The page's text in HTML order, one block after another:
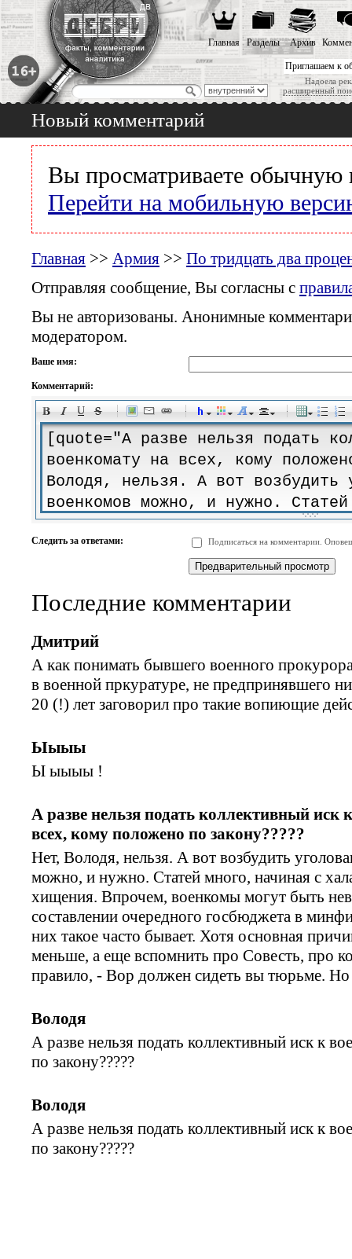
Приглашаем к
Надоела
расширенный
Главная Разделы Архив
Новый комментарий
Вы просматриваете обычную
Перейти на мобильную
Главная >> Армия >> По тридцать два
Отправляя сообщение, Вы согласны с
Вы не авторизованы. Анонимные
модератором.
Ваше имя:
Комментарий:
-
-
-
-
-
-
-
-
-
-
-
-
-
-
-
-
-
-
-
-
-
-
-
-
Следить за ответами: Подписаться на комментарии.
Последние комментарии
Дмитрий
А как понимать бывшего военного
в военной пркуратуре, не предпринявшего
20 (!) лет заговорил про такие вопиющие
Ыыыы
Ы ыыыы !
А разве нельзя подать коллективный иск
всех, кому положено по закону?????
Нет, Володя, нельзя. А вот возбудить
можно, и нужно. Статей много, начиная с
хищения. Впрочем, военкомы могут быть
составлении очередного госбюджета в
них такое часто бывает. Хотя основная
меньше, а еще вспомнить про Совесть, про
правило, - Вор должен сидеть вы тюрьме.
Володя
А разве нельзя подать коллективный иск к
по закону?????
Володя
А разве нельзя подать коллективный иск к
по закону?????